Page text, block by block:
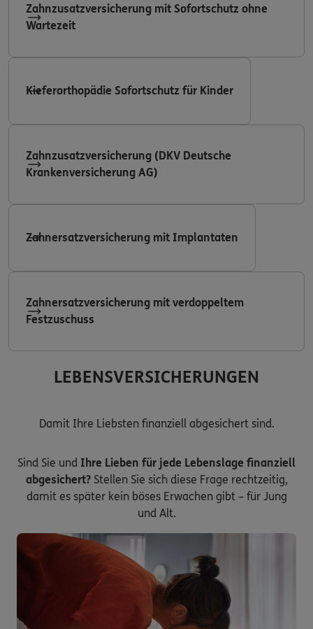
Zahnzusatzversicherung mit Sofortschutz ohne
Wartezeit
Kieferorthopädie Sofortschutz für Kinder
Zahnzusatzversicherung (DKV Deutsche
Krankenversicherung AG)
Zahnersatzversicherung mit Implantaten
Zahnersatzversicherung mit verdoppeltem
Festzuschuss
LEBENSVERSICHERUNGEN
Damit Ihre Liebsten finanziell abgesichert sind.
Sind Sie und Ihre Lieben für jede Lebenslage finanziell
abgesichert?Stellen Sie sich diese Frage rechtzeitig,
damit es später kein böses Erwachen gibt – für Jung
und Alt.